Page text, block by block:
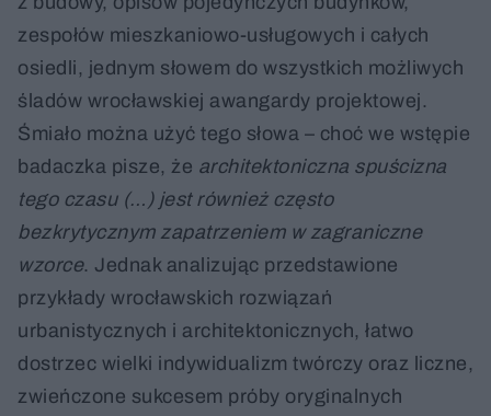
zespołów mieszkaniowo-usługowych i całych
osiedli, jednym słowem do wszystkich możliwych
śladów wrocławskiej awangardy projektowej.
Śmiało można użyć tego słowa – choć we wstępie
badaczka pisze, że architektoniczna spuścizna
tego czasu (…) jest również często
bezkrytycznym zapatrzeniem w zagraniczne
wzorce. Jednak analizując przedstawione
przykłady wrocławskich rozwiązań
urbanistycznych i architektonicznych, łatwo
dostrzec wielki indywidualizm twórczy oraz liczne,
zwieńczone sukcesem próby oryginalnych